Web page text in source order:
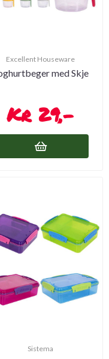
Excellent Houseware
med Skje
29,-
Sistema